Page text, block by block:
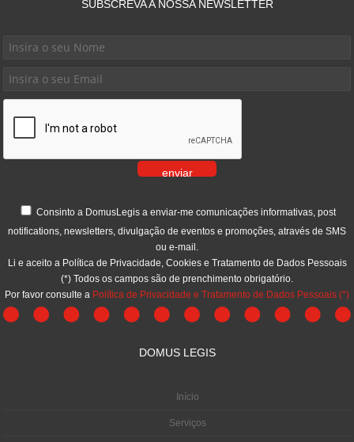
SUBSCREVA A NOSSA NEWSLETTER
enviar
Consinto a DomusLegis a enviar-me comunicações informativas, post
notifications, newsletters, divulgação de eventos e promoções, através de SMS
ou e-mail.
Li e aceito a Política de Privacidade, Cookies e Tratamento de Dados Pessoais
(*) Todos os campos são de prenchimento obrigatório.
Por favor consulte a Política de Privacidade e Tratamento de Dados Pessoais (*)
DOMUS LEGIS
Início
Serviços